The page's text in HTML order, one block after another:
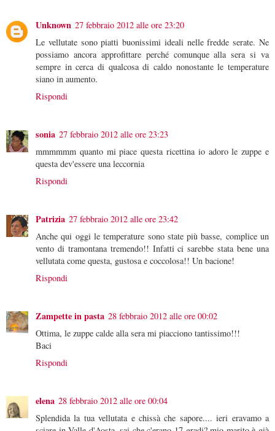
Unknown 27 febbraio 2012 alle ore 23:20
Le vellutate sono piatti buonissimi ideali nelle fredde serate. Ne
possiamo ancora approfittare perché comunque alla sera si va
sempre in cerca di qualcosa di caldo nonostante le temperature
siano in aumento.
Rispondi
sonia 27 febbraio 2012 alle ore 23:23
mmmmmm quanto mi piace questa ricettina io adoro le zuppe e
questa dev'essere una leccornia
Rispondi
Patrizia 27 febbraio 2012 alle ore 23:42
Anche qui oggi le temperature sono state più basse, complice un
vento di tramontana tremendo!! Infatti ci sarebbe stata bene una
vellutata come questa, gustosa e coccolosa!! Un bacione!
Rispondi
Zampette in pasta 28 febbraio 2012 alle ore 00:02
Ottima, le zuppe calde alla sera mi piacciono tantissimo!!!
Baci
Rispondi
elena 28 febbraio 2012 alle ore 00:04
Splendida la tua vellutata e chissà che sapore.... ieri eravamo a